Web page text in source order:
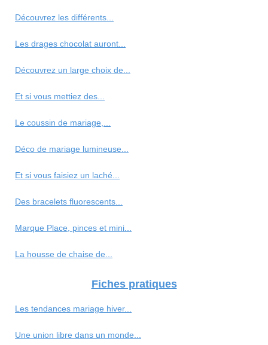
Découvrez les différents...
Les drages chocolat auront...
Découvrez un large choix de...
Et si vous mettiez des...
Le coussin de mariage,...
Déco de mariage lumineuse...
Et si vous faisiez un laché...
Des bracelets fluorescents...
Marque Place, pinces et mini...
La housse de chaise de...
Fiches pratiques
Les tendances mariage hiver...
Une union libre dans un monde...